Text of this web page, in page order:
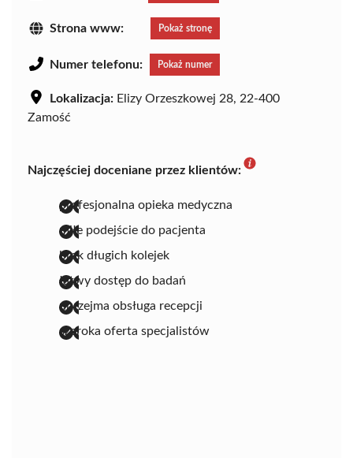
Strona www: Pokaż stronę
Numer telefonu: Pokaż numer
Lokalizacja: Elizy Orzeszkowej 28, 22-400
Zamość
Najczęściej doceniane przez klientów:
profesjonalna opieka medyczna
miłe podejście do pacjenta
brak długich kolejek
łatwy dostęp do badań
uprzejma obsługa recepcji
szeroka oferta specjalistów